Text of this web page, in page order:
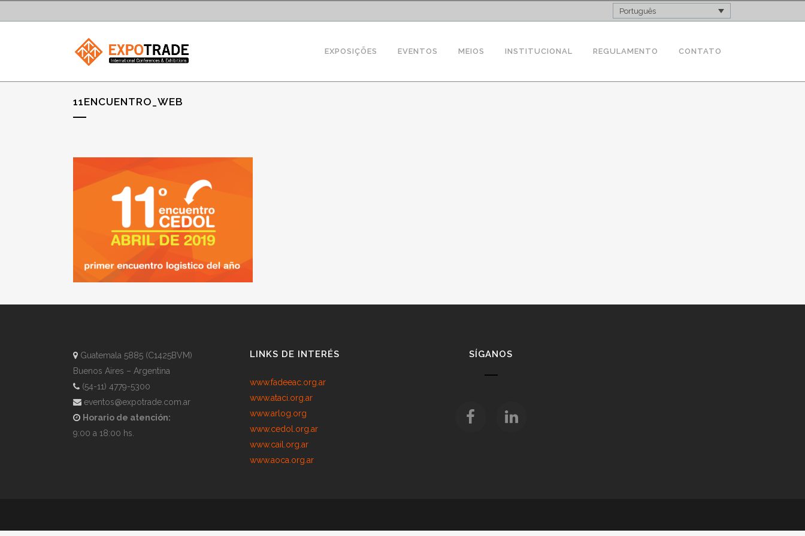
Português
EXPOSIÇÕES EVENTOS MEIOS INSTITUCIONAL REGULAMENTO CONTATO
11ENCUENTRO_WEB
Guatemala 5885 (C1425BVM)
Buenos Aires – Argentina
(54-11) 4779-5300
eventos@expotrade.com.ar
Horario de atención:
9:00 a 18:00 hs.
LINKS DE INTERÉS
www.fadeeac.org.ar
www.ataci.org.ar
www.arlog.org
www.cedol.org.ar
www.cail.org.ar
www.aoca.org.ar
SÍGANOS